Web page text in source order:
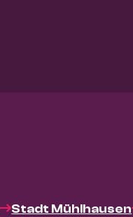
Stadt Mühlhausen